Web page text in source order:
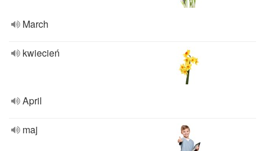
March
kwiecień
April
maj